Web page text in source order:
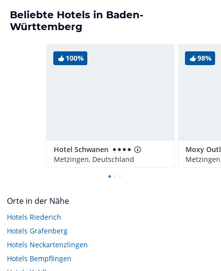
Beliebte Hotels in Baden-
Württemberg
100%
Hotel Schwanen
Metzingen, Deutschland
98%
Orte in der Nähe
Hotels Riederich
Hotels Grafenberg
Hotels Neckartenzlingen
Hotels Bempflingen